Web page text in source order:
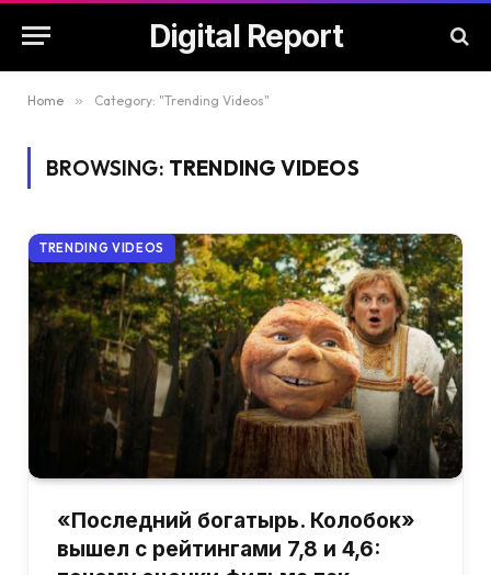
Digital Report
Home » Category: "Trending Videos"
BROWSING: TRENDING VIDEOS
TRENDING VIDEOS
«Последний богатырь. Колобок»
вышел с рейтингами 7,8 и 4,6: